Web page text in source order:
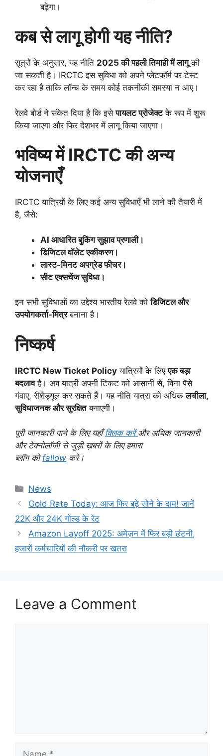
बढ़ेगा।
कब से लागू होगी यह नीति?
सूत्रों के अनुसार, यह नीति 2025 की पहली तिमाही में लागूकी
जा सकती है। IRCTC इस सुविधा को अपने प्लेटफॉर्म पर टेस्ट
कर रहा है ताकि लॉन्च के समय कोई तकनीकी समस्या न आए।
रेलवे बोर्ड ने संकेत दिया है कि इसेपायलट प्रोजेक्टके रूप में शुरू
किया जाएगा और फिर देशभर में लागू किया जाएगा।
भविष्य में IRCTC की अन्य
योजनाएँ
IRCTC यात्रियों के लिए कई अन्य सुविधाएँ भी लाने की तैयारी में
है, जैसे:
AI आधारित बुकिंग सुझाव प्रणाली।
डिजिटल वॉलेट एकीकरण।
लास्ट-मिनट अपग्रेड फीचर।
सीट एक्सचेंज सुविधा।
इन सभी सुविधाओं का उद्देश्य भारतीय रेलवे कोडिजिटल और
उपयोगकर्ता-मित्रबनाना है।
निष्कर्ष
IRCTC New Ticket Policy यात्रियों के लिएएक बड़ा
बदलावहै। अब यात्री अपनी टिकट को आसानी से, बिना पैसे
गंवाए, रीशेड्यूल कर सकते हैं। यह नीति यात्रा को अधिकलचीला,
सुविधाजनक और सुरक्षितबनाएगी।
पूरी जानकारी पाने के लिए यहाँक्लिक करें और अधिक जानकारी
और टेक्नोलॉजी से जुड़ी ख़बरों के लिए हमारा
ब्लॉग कोfallow करे।
Categories
News
Gold Rate Today: आज फिर बढ़े सोने के दाम! जानें
22K और 24K गोल्ड के रेट
Amazon Layoff 2025: अमेज़न में फिर बड़ी छंटनी,
हजारों कर्मचारियों की नौकरी पर खतरा
Leave a Comment
Name